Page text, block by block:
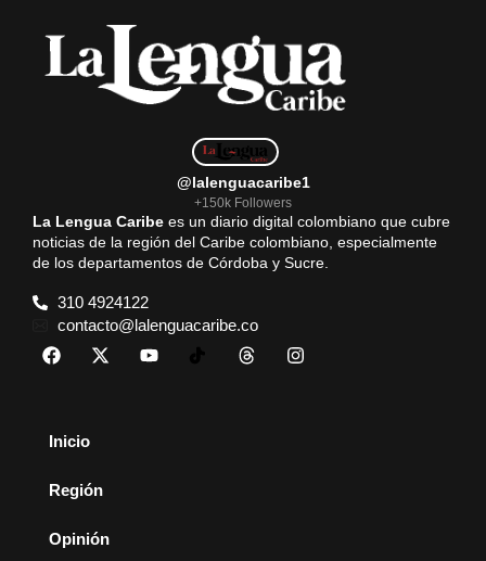
@lalenguacaribe1
+150k Followers
La Lengua Caribe es un diario digital colombiano que cubre
noticias de la región del Caribe colombiano, especialmente
de los departamentos de Córdoba y Sucre.
310 4924122
contacto@lalenguacaribe.co
Inicio
Región
Opinión